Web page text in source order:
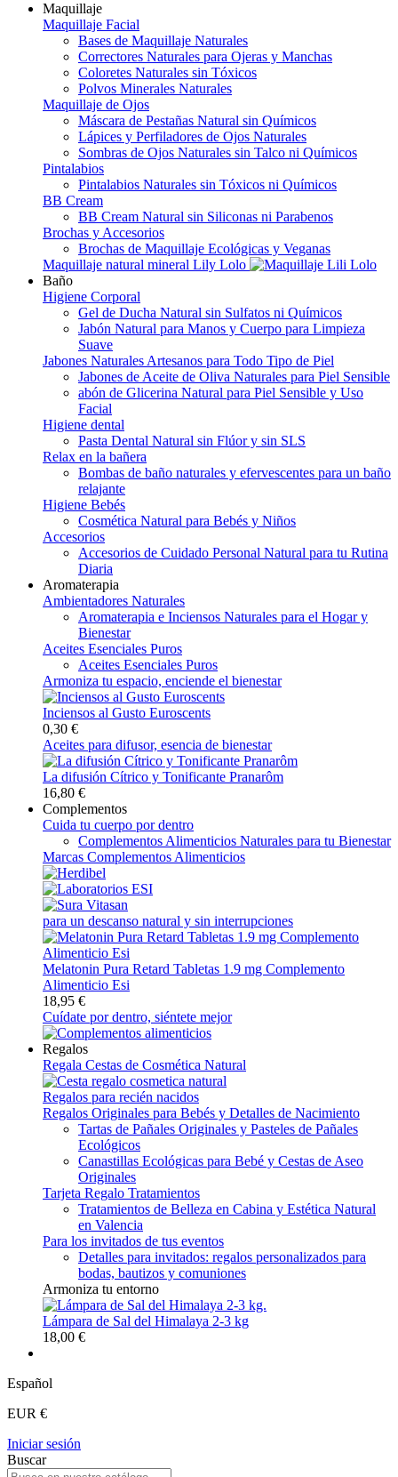
Maquillaje
Maquillaje Facial
Bases de Maquillaje Naturales
Correctores Naturales para Ojeras y Manchas
Coloretes Naturales sin Tóxicos
Polvos Minerales Naturales
Maquillaje de Ojos
Máscara de Pestañas Natural sin Químicos
Lápices y Perfiladores de Ojos Naturales
Sombras de Ojos Naturales sin Talco ni Químicos
Pintalabios
Pintalabios Naturales sin Tóxicos ni Químicos
BB Cream
BB Cream Natural sin Siliconas ni Parabenos
Brochas y Accesorios
Brochas de Maquillaje Ecológicas y Veganas
Maquillaje natural mineral Lily Lolo
Baño
Higiene Corporal
Gel de Ducha Natural sin Sulfatos ni Químicos
Jabón Natural para Manos y Cuerpo para Limpieza
Suave
Jabones Naturales Artesanos para Todo Tipo de Piel
Jabones de Aceite de Oliva Naturales para Piel Sensible
abón de Glicerina Natural para Piel Sensible y Uso
Facial
Higiene dental
Pasta Dental Natural sin Flúor y sin SLS
Relax en la bañera
Bombas de baño naturales y efervescentes para un baño
relajante
Higiene Bebés
Cosmética Natural para Bebés y Niños
Accesorios
Accesorios de Cuidado Personal Natural para tu Rutina
Diaria
Aromaterapia
Ambientadores Naturales
Aromaterapia e Inciensos Naturales para el Hogar y
Bienestar
Aceites Esenciales Puros
Aceites Esenciales Puros
Armoniza tu espacio, enciende el bienestar
Inciensos al Gusto Euroscents
0,30 €
Aceites para difusor, esencia de bienestar
La difusión Cítrico y Tonificante Pranarôm
16,80 €
Complementos
Cuida tu cuerpo por dentro
Complementos Alimenticios Naturales para tu Bienestar
Marcas Complementos Alimenticios
para un descanso natural y sin interrupciones
Melatonin Pura Retard Tabletas 1.9 mg Complemento
Alimenticio Esi
18,95 €
Cuídate por dentro, siéntete mejor
Regalos
Regala Cestas de Cosmética Natural
Regalos para recién nacidos
Regalos Originales para Bebés y Detalles de Nacimiento
Tartas de Pañales Originales y Pasteles de Pañales
Ecológicos
Canastillas Ecológicas para Bebé y Cestas de Aseo
Originales
Tarjeta Regalo Tratamientos
Tratamientos de Belleza en Cabina y Estética Natural
en Valencia
Para los invitados de tus eventos
Detalles para invitados: regalos personalizados para
bodas, bautizos y comuniones
Armoniza tu entorno
Lámpara de Sal del Himalaya 2-3 kg
18,00 €
Español
EUR €
Iniciar sesión
Buscar